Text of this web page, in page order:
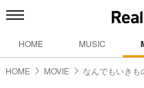
HOME MUSIC
HOME MOVIE なんでもいきも